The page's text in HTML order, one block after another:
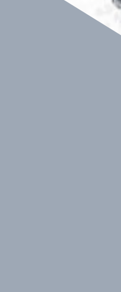
w wyznaczonych
Beskid Skoczów
zbiórki)